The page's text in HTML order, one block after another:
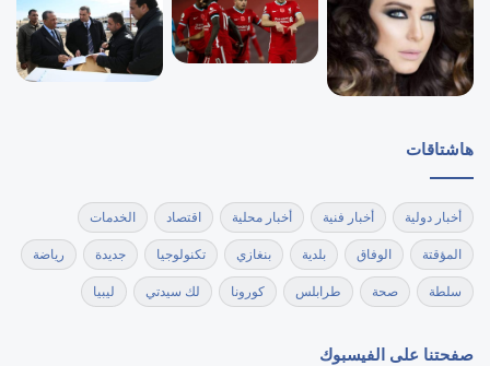
هاشتاقات
أخبار دولية أخبار فنية أخبار محلية اقتصاد الخدمات
المؤقتة الوفاق بلدية بنغازي تكنولوجيا جديدة رياضة
سلطة صحة طرابلس كورونا لك سيدتي ليبيا
صفحتنا على الفيسبوك